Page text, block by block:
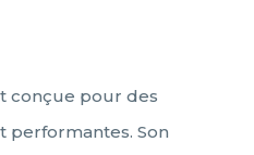
conçue pour des
performantes. Son